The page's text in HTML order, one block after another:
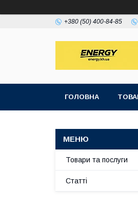
+380 (50) 400-84-85
ГОЛОВНА
Товари та послуги
Статті